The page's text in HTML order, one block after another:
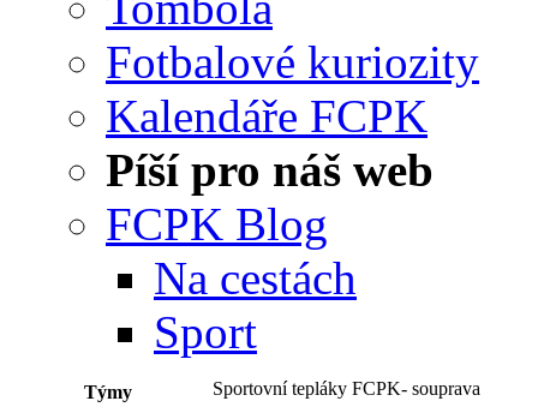
Fotbalové kuriozity
Kalendáře FCPK
Píší pro náš web
FCPK Blog
Na cestách
Sport
Týmy
Sportovní tepláky FCPK- souprava